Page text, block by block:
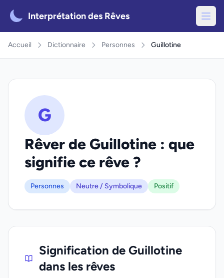
Interprétation des Rêves
Accueil Dictionnaire Personnes Guillotine
G
Rêver de Guillotine : que
signifie ce rêve ?
Personnes Neutre / Symbolique Positif
Signification de Guillotine
dans les rêves